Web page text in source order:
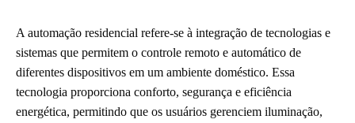
A automação residencial refere-se à integração de tecnologias e
sistemas que permitem o controle remoto e automático de
diferentes dispositivos em um ambiente doméstico. Essa
tecnologia proporciona conforto, segurança e eficiência
energética, permitindo que os usuários gerenciem iluminação,